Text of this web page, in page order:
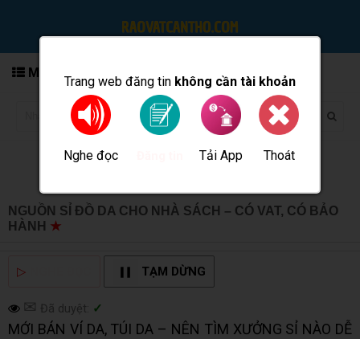
Trang web đăng tin không cần tài khoản
Nghe đọc Tải App Thoát
MENU
NGUỒN SỈ ĐỒ DA CHO NHÀ SÁCH – CÓ VAT, CÓ BẢO
HÀNH ★
▷ TẠM DỪNG
✉ Đã duyệt: ✓
MỚI BÁN VÍ DA, TÚI DA – NÊN TÌM XƯỞNG SỈ NÀO DỄ